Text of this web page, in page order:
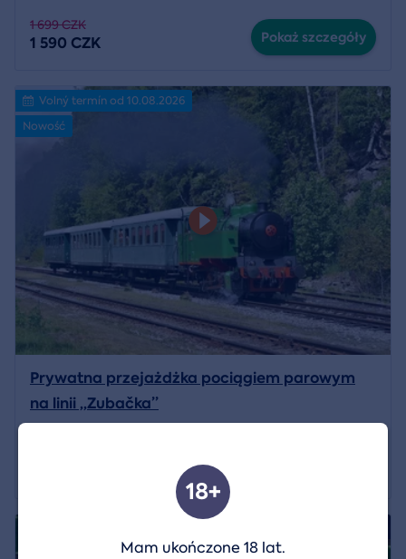
1 699 CZK
1 590 CZK Pokaż szczegóły
Volný termín od 10.08.2026
Nowość
Prywatna przejażdżka pociągiem parowym
na linii „Zubačka”
18+
Mam ukończone 18 lat.